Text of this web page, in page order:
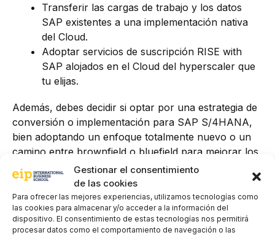
Gestionar el consentimiento
de las cookies
Para ofrecer las mejores experiencias, utilizamos tecnologías como
las cookies para almacenar y/o acceder a la información del
dispositivo. El consentimiento de estas tecnologías nos permitirá
procesar datos como el comportamiento de navegación o las
Transferir las cargas de trabajo y los datos
SAP existentes a una implementación nativa
del Cloud.
Adoptar servicios de suscripción RISE with
SAP alojados en el Cloud del hyperscaler que
tu elijas.
Además, debes decidir si optar por una estrategia de
conversión o implementación para SAP S/4HANA,
bien adoptando un enfoque totalmente nuevo o un
camino entre brownfield o bluefield para mejorar los
sistemas existentes. Es necesario analizar y buscar
las soluciones oportunas para las nuevas soluciones
en SAP.